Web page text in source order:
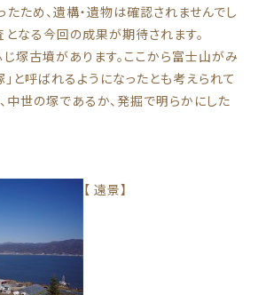
ため、遺構・遺物は確認されませんでし
なる今回の成果が期待されます。
塚古墳があります。ここから富士山がみ
」と呼ばれるようになったとも考えられて
中世の塚であるか、発掘で明らかにした
【 遠景】